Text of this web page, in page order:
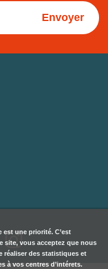
Envoyer
une priorité. C’est
site, vous acceptez que nous
des statistiques et
à vos centres d’intérets.